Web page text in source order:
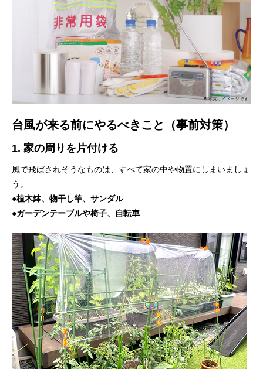
台風が来る前にやるべきこと（事前対策）
1. 家の周りを片付ける
風で飛ばされそうなものは、すべて家の中や物置にしまいましょ
う。
●植木鉢、物干し竿、サンダル
●ガーデンテーブルや椅子、自転車